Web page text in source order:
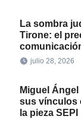
La sombra
Tirone: el
julio 28, 2026
Miguel
sus vínculos
la pieza SEPI